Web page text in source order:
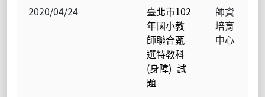
2020/04/24
臺北市102
年國小教
師聯合甄
選特教科
(身障)_試
題
師資
培育
中心